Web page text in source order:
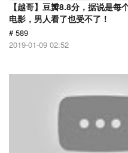
【越哥】豆瓣8.8分，据说是每
电影，男人看了也受不了！
# 589
2019-01-09 02:52